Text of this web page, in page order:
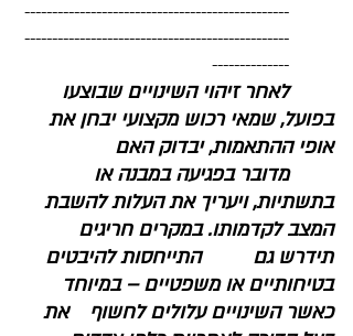
------------------------------------------------
------------------------------------------------
--------------
לאחר זיהוי השינויים שבוצעו
בפועל, שמאי רכוש מקצועי יבחן את
אופי ההתאמות, יבדוק האם
	מדובר בפגיעה במבנה או
בתשתיות, ויעריך את העלות להשבת
תידרש גם 	התייחסות להיבטים
בטיחותיים או משפטיים – במיוחד
כאשר השינויים עלולים לחשוף 	את